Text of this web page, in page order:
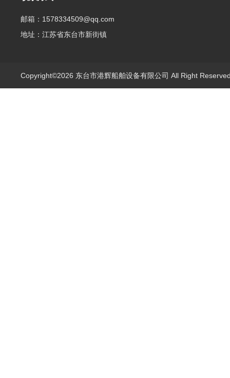
邮箱：1578334509@qq.com
地址：江苏省东台市新街镇
Copyright©2026 东台市港辉船舶设备有限公司 All Right